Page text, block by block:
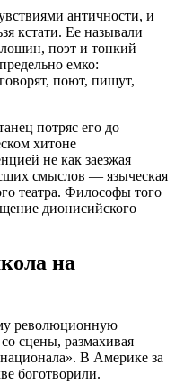
античности, и
кстати. Ее называли
поэт и тонкий
емко:
поют, пишут,
потряс его до
хитоне
не как заезжая
смыслов — языческая
театра. Философы того
дионисийского
на
революционную
сцены, размахивая
. В Америке за
боготворили.